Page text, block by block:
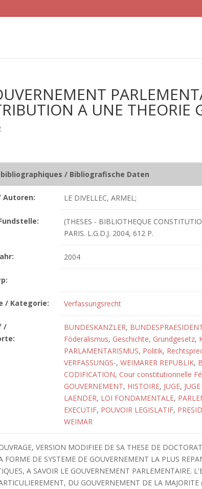
A UNE THEORIE
bibliographiques / Bibliografische Daten
Autoren: LE DIVELLEC, ARMEL;
(THESES - BIBLIOTHEQUE
PARIS. L.G.D.J. 2004, 612 P.
2004
/ Kategorie: Verfassungsrecht
/
BUNDESKANZLER,
Föderalismus, Geschichte, Grundgesetz,
PARLAMENTARISMUS, Politik,
VERFASSUNGS-, WEIMARER REPUBLIK,
CODIFICATION, Cour constitutionnelle
GOUVERNEMENT, HISTOIRE, JUGE,
LAENDER, LOI FONDAMENTALE,
EXECUTIF, POUVOIR LEGISLATIF,
WEIMAR
VERSION MODIFIEE DE SA THESE DE
FORME DE SYSTEME DE GOUVERNEMENT LA PLUS
A SAVOIR LE GOUVERNEMENT PARLEMENTAIRE.
DU GOUVERNEMENT DE LA